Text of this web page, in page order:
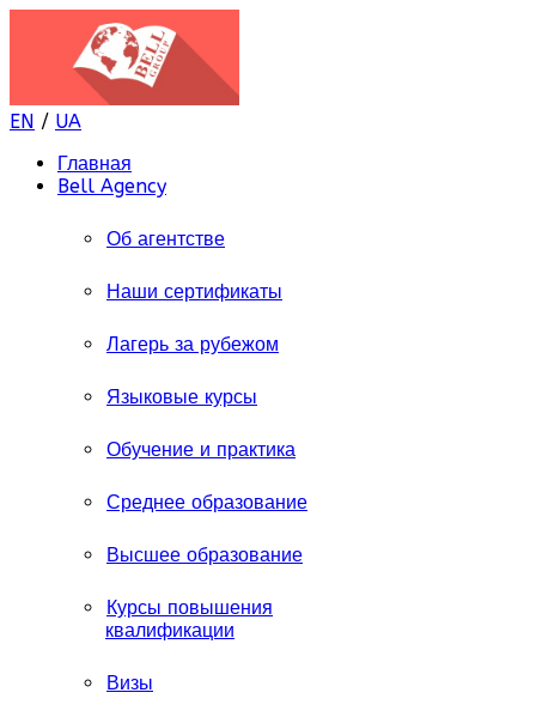
EN / UA
Главная
Bell Agency
Об агентстве
Наши сертификаты
Лагерь за рубежом
Языковые курсы
Обучение и практика
Среднее образование
Высшее образование
Курсы повышения
квалификации
Визы